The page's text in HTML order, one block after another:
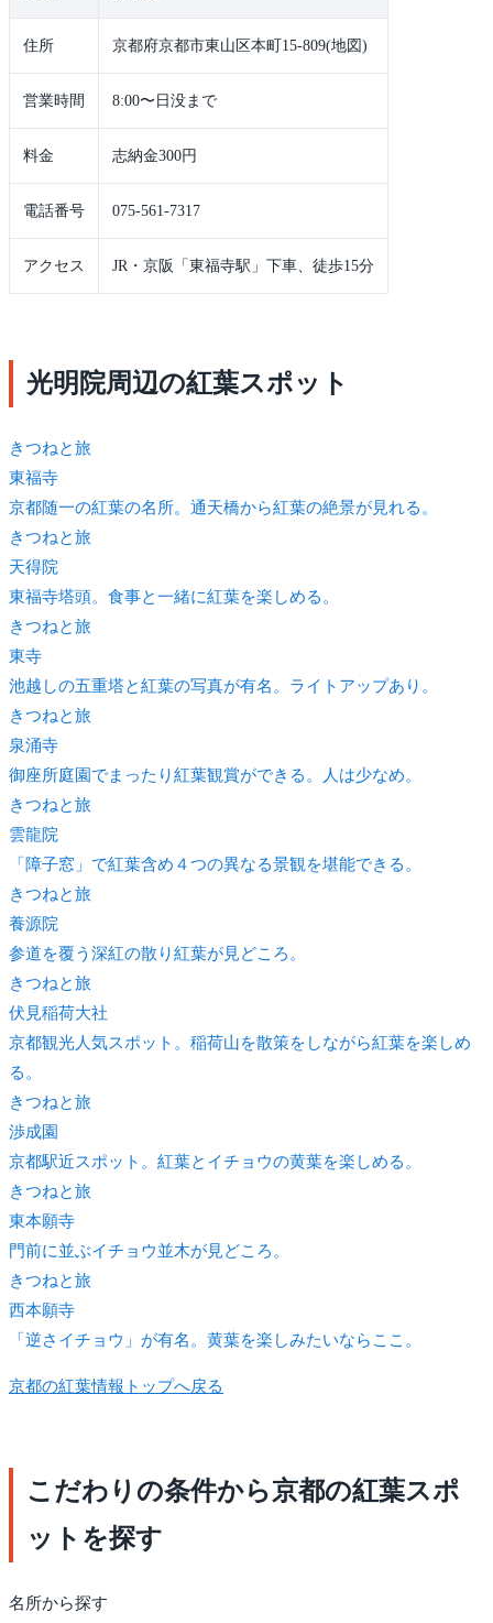
住所 京都府京都市東山区本町15-809(地図)
営業時間 8:00〜日没まで
料金 志納金300円
電話番号 075-561-7317
アクセス JR・京阪「東福寺駅」下車、徒歩15分
光明院周辺の紅葉スポット
きつねと旅
東福寺
京都随一の紅葉の名所。通天橋から紅葉の絶景が見れる。
きつねと旅
天得院
東福寺塔頭。食事と一緒に紅葉を楽しめる。
きつねと旅
東寺
池越しの五重塔と紅葉の写真が有名。ライトアップあり。
きつねと旅
泉涌寺
御座所庭園でまったり紅葉観賞ができる。人は少なめ。
きつねと旅
雲龍院
「障子窓」で紅葉含め４つの異なる景観を堪能できる。
きつねと旅
養源院
参道を覆う深紅の散り紅葉が見どころ。
きつねと旅
伏見稲荷大社
京都観光人気スポット。稲荷山を散策をしながら紅葉を楽しめ
る。
きつねと旅
渉成園
京都駅近スポット。紅葉とイチョウの黄葉を楽しめる。
きつねと旅
東本願寺
門前に並ぶイチョウ並木が見どころ。
きつねと旅
西本願寺
「逆さイチョウ」が有名。黄葉を楽しみたいならここ。
京都の紅葉情報トップへ戻る
こだわりの条件から京都の紅葉スポ
ットを探す
名所から探す